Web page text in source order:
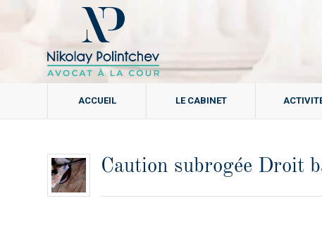
ACCUEIL LE CABINET
Caution subrogée Droit